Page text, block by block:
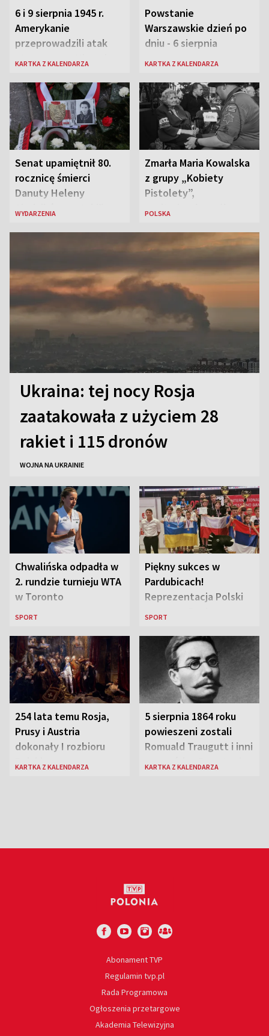
6 i 9 sierpnia 1945 r.
Amerykanie
przeprowadzili atak
atomowy na Hiroszimę
KARTKA Z KALENDARZA
Powstanie
Warszawskie dzień po
dniu - 6 sierpnia
KARTKA Z KALENDARZA
Senat upamiętnił 80.
rocznicę śmierci
Danuty Heleny
Siedzikówny „Inki”
WYDARZENIA
Zmarła Maria Kowalska
z grupy „Kobiety
Pistolety”,
sanitariuszka pułku
POLSKA
Ukraina: tej nocy Rosja
zaatakowała z użyciem 28
rakiet i 115 dronów
WOJNA NA UKRAINIE
Chwalińska odpadła w
2. rundzie turnieju WTA
w Toronto
SPORT
Piękny sukces w
Pardubicach!
Reprezentacja Polski
wygrywa Drużynowe
szachach do lat 12
SPORT
254 lata temu Rosja,
Prusy i Austria
dokonały I rozbioru
Polski
KARTKA Z KALENDARZA
5 sierpnia 1864 roku
powieszeni zostali
Romuald Traugutt i inni
przywódcy Powstania
KARTKA Z KALENDARZA
Abonament TVP
Regulamin tvp.pl
Rada Programowa
Ogłoszenia przetargowe
Akademia Telewizyjna